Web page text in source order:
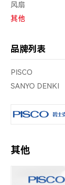
风扇
其他
品牌列表
PISCO
SANYO DENKI
其他